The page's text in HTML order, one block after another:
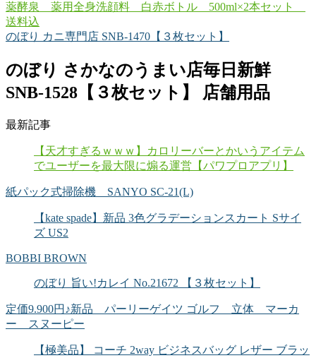
薬酵泉 薬用全身洗顔料 白赤ボトル 500ml×2本セット
送料込
のぼり カニ専門店 SNB-1470【３枚セット】
のぼり さかなのうまい店毎日新鮮
SNB-1528【３枚セット】 店舗用品
最新記事
【天才すぎるｗｗｗ】カロリーバーとかいうアイテム
でユーザーを最大限に煽る運営【パワプロアプリ】
紙パック式掃除機 SANYO SC-21(L)
【kate spade】新品 3色グラデーションスカート Sサイ
ズ US2
BOBBI BROWN
のぼり 旨い!カレイ No.21672 【３枚セット】
定価9.900円♪新品 パーリーゲイツ ゴルフ 立体 マーカ
ー スヌーピー
【極美品】 コーチ 2way ビジネスバッグ レザー ブラッ